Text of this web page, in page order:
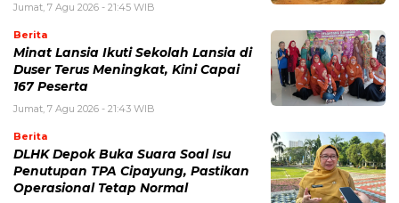
Jumat, 7 Agu 2026 - 21:45 WIB
Berita
Minat Lansia Ikuti Sekolah Lansia di
Duser Terus Meningkat, Kini Capai
167 Peserta
Jumat, 7 Agu 2026 - 21:43 WIB
Berita
DLHK Depok Buka Suara Soal Isu
Penutupan TPA Cipayung, Pastikan
Operasional Tetap Normal